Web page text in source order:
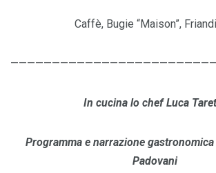
Caffè, Bugie “Maison”,
In cucina lo chef Luca
Programma e narrazione
Padovani